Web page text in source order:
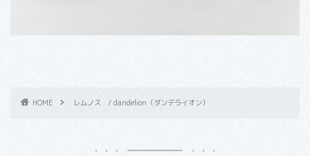
HOME レムノス / dandelion（ダンデライオン）